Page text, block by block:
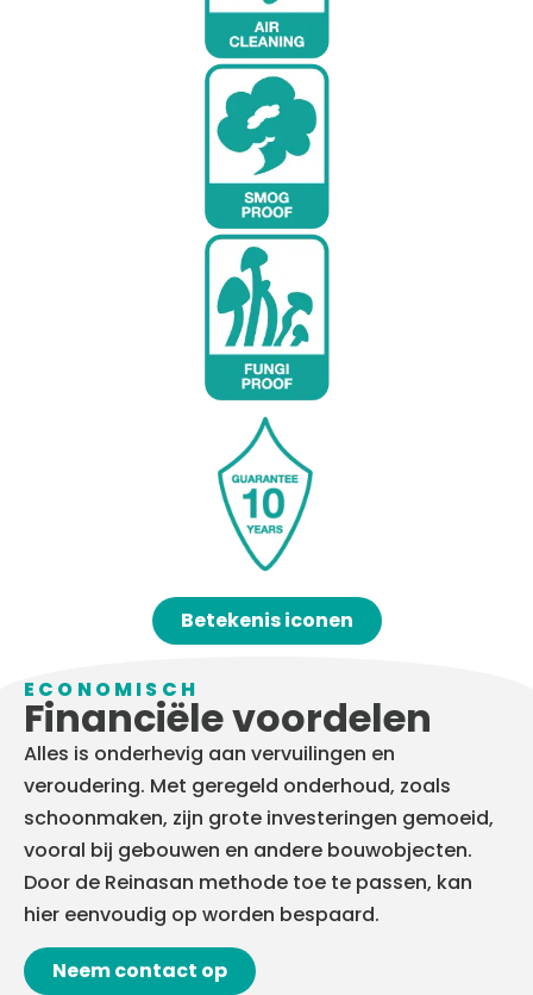
Betekenis iconen
ECONOMISCH
Financiële voordelen
Alles is onderhevig aan vervuilingen en
veroudering. Met geregeld onderhoud, zoals
schoonmaken, zijn grote investeringen gemoeid,
vooral bij gebouwen en andere bouwobjecten.
Door de Reinasan methode toe te passen, kan
hier eenvoudig op worden bespaard.
Neem contact op